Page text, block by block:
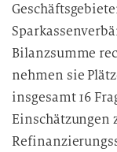
Bilanzsumme
nehmen sie
insgesamt 16
Einschätzungen